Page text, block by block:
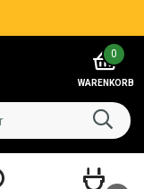
0
WARENKORB